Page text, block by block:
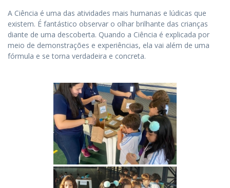
A Ciência é uma das atividades mais humanas e lúdicas que
existem. É fantástico observar o olhar brilhante das crianças
diante de uma descoberta. Quando a Ciência é explicada por
meio de demonstrações e experiências, ela vai além de uma
fórmula e se torna verdadeira e concreta.